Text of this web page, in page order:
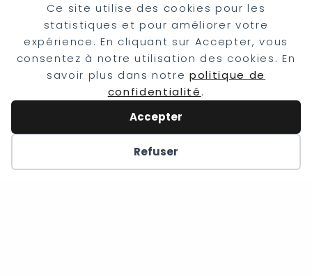
Ce site utilise des cookies pour les
statistiques et pour améliorer votre
expérience. En cliquant sur Accepter, vous
consentez à notre utilisation des cookies. En
savoir plus dans notrepolitique de
confidentialité.
Accepter
Refuser